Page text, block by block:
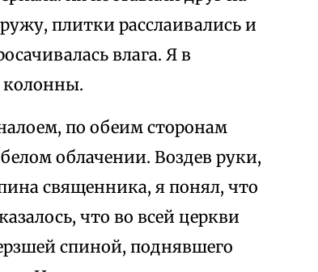
плитки расслаивались и
влага. Я в
колонны.
по обеим сторонам
облачении. Воздев руки,
священника, я понял, что
что во всей церкви
спиной, поднявшего